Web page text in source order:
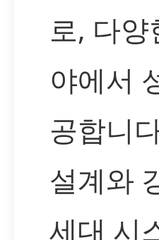
로, 다
야에서
공합니
설계와
세대 시